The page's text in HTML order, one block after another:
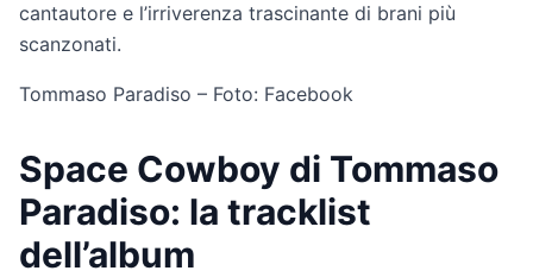
cantautore e l’irriverenza trascinante di brani più
scanzonati.
Tommaso Paradiso – Foto: Facebook
Space Cowboy di Tommaso
Paradiso: la tracklist
dell’album